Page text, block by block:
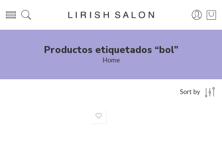
Productos etiquetados “bol”
Home
Sort by